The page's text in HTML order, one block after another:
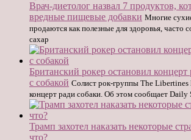
Врач-диетолог назвал 7 продуктов,
вредные пищевые добавки Многие
продаются как полезные для здоровья, часто
сахар
Британский рокер остановил концерт
с собакой Солист рок-группы The Libertines
концерт ради собаки. Об этом сообщает Daily
Трамп захотел наказать некоторые
что?